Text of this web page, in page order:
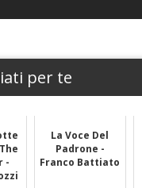
per te
-
La Voce Del
Padrone -
Franco Battiato